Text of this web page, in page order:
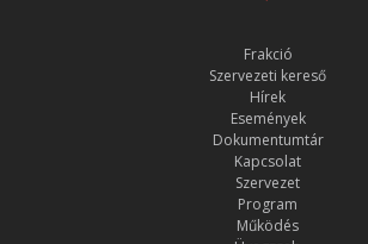
Frakció
Szervezeti kereső
Hírek
Események
Dokumentumtár
Kapcsolat
Szervezet
Program
Működés